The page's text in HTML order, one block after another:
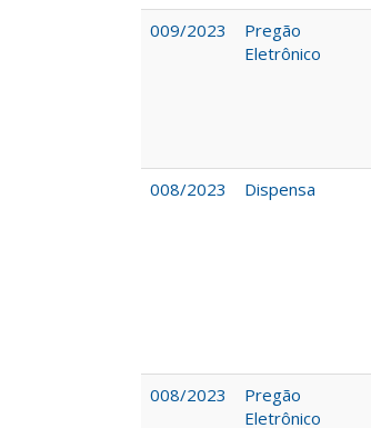
009/2023
Pregão
Eletrônico
008/2023
Dispensa
008/2023
Pregão
Eletrônico